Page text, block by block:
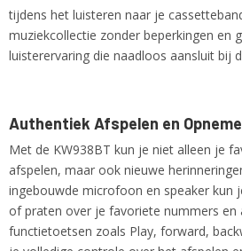
tijdens het luisteren naar je
muziekcollectie zonder beperkingen en
luisterervaring die naadloos aansluit bij
Authentiek Afspelen en
Met de KW938BT kun je niet alleen je
afspelen, maar ook nieuwe
ingebouwde microfoon en speaker kun
of praten over je favoriete nummers en
functietoetsen zoals Play, forward,